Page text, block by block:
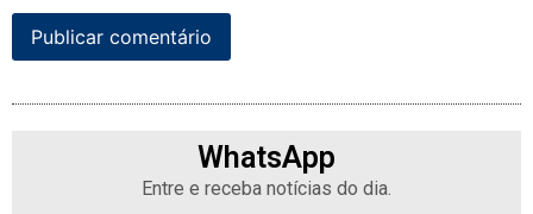
WhatsApp
Entre e receba notícias do dia.